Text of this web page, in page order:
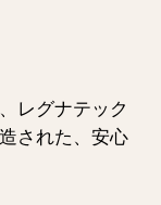
レグナテック
された、安心